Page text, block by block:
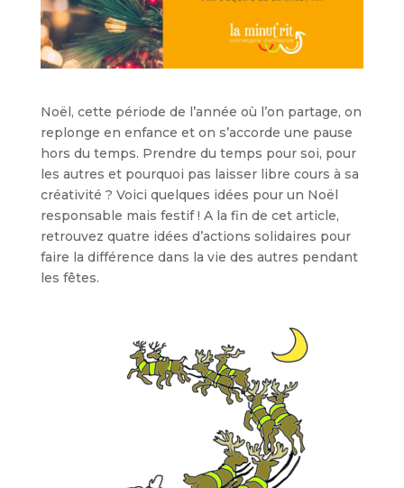
Noël, cette période de l’année où l’on partage, on
replonge en enfance et on s’accorde une pause
hors du temps. Prendre du temps pour soi, pour
les autres et pourquoi pas laisser libre cours à sa
créativité ? Voici quelques idées pour un Noël
responsable mais festif ! A la fin de cet article,
retrouvez quatre idées d’actions solidaires pour
faire la différence dans la vie des autres pendant
les fêtes.